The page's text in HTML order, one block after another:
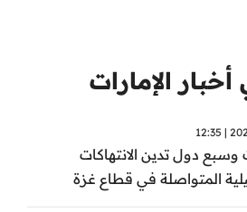
الإمارات
وسبع دول تدين الانتهاكات
المتواصلة في قطاع غزة